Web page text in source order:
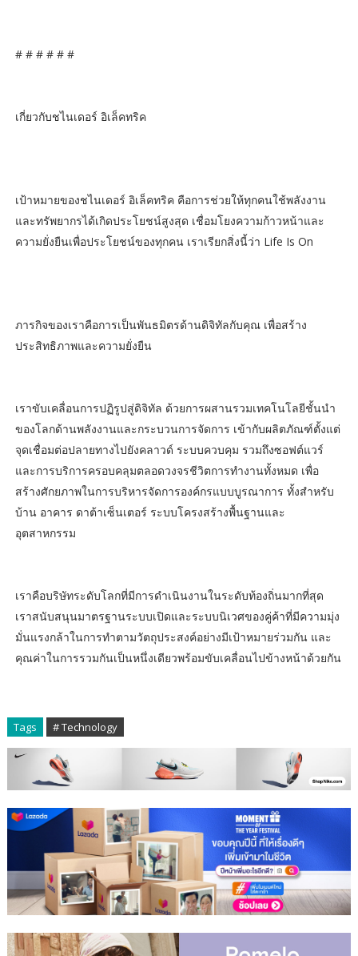
# # # # # #
เกี่ยวกับชไนเดอร์ อิเล็คทริค
เป้าหมายของชไนเดอร์ อิเล็คทริค คือการช่วยให้ทุกคนใช้พลังงาน
และทรัพยากรได้เกิดประโยชน์สูงสุด เชื่อมโยงความก้าวหน้าและ
ความยั่งยืนเพื่อประโยชน์ของทุกคน เราเรียกสิ่งนี้ว่า Life Is On
ภารกิจของเราคือการเป็นพันธมิตรด้านดิจิทัลกับคุณ เพื่อสร้าง
ประสิทธิภาพและความยั่งยืน
เราขับเคลื่อนการปฏิรูปสู่ดิจิทัล ด้วยการผสานรวมเทคโนโลยีชั้นนำ
ของโลกด้านพลังงานและกระบวนการจัดการ เข้ากับผลิตภัณฑ์ตั้งแต่
จุดเชื่อมต่อปลายทางไปยังคลาวด์ ระบบควบคุม รวมถึงซอฟต์แวร์
และการบริการครอบคลุมตลอดวงจรชีวิตการทำงานทั้งหมด เพื่อ
สร้างศักยภาพในการบริหารจัดการองค์กรแบบบูรณาการ ทั้งสำหรับ
บ้าน อาคาร ดาต้าเซ็นเตอร์ ระบบโครงสร้างพื้นฐานและ
อุตสาหกรรม
เราคือบริษัทระดับโลกที่มีการดำเนินงานในระดับท้องถิ่นมากที่สุด
เราสนับสนุนมาตรฐานระบบเปิดและระบบนิเวศของคู่ค้าที่มีความมุ่ง
มั่นแรงกล้าในการทำตามวัตถุประสงค์อย่างมีเป้าหมายร่วมกัน และ
คุณค่าในการรวมกันเป็นหนึ่งเดียวพร้อมขับเคลื่อนไปข้างหน้าด้วยกัน
Tags # Technology